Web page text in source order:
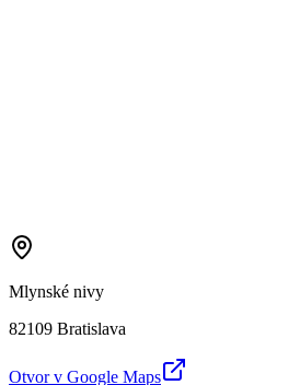
Mlynské nivy
82109 Bratislava
Otvor v Google Maps